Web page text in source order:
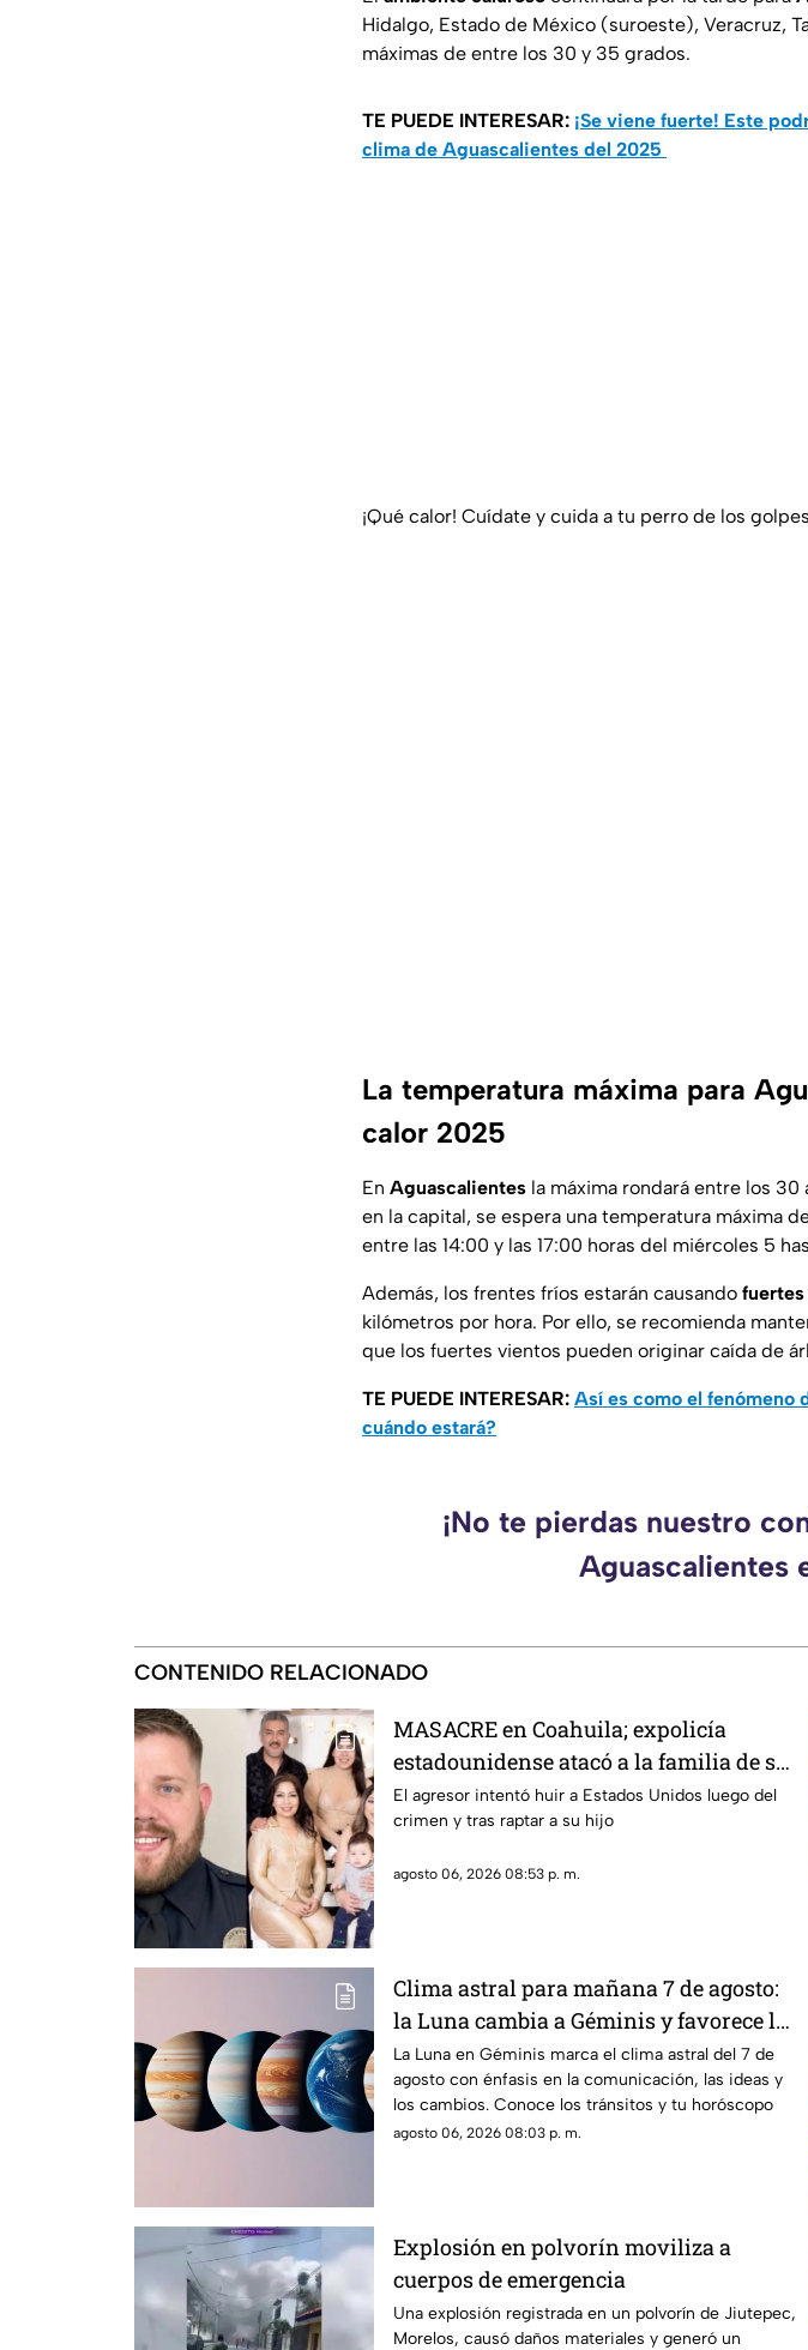
Hidalgo, Estado de México (suroeste), Veracruz,
máximas de entre los 30 y 35 grados.
TE PUEDE INTERESAR: ¡Se viene fuerte! Este
clima de Aguascalientes del 2025
¡Qué calor! Cuídate y cuida a tu perro de los
La temperatura máxima para
calor 2025
En Aguascalientes la máxima rondará entre los
en la capital, se espera una temperatura máxima
entre las 14:00 y las 17:00 horas del miércoles 5
Además, los frentes fríos estarán causando
kilómetros por hora. Por ello, se recomienda
que los fuertes vientos pueden originar caída de
TE PUEDE INTERESAR: Así es como el fenómeno
cuándo estará?
¡No te pierdas nuestro
Aguascalientes
CONTENIDO RELACIONADO
MASACRE en Coahuila; expolicía
estadounidense atacó a la familia de su
expareja mexicana luego de que le
prohibieran acercarse a su hijo por
El agresor intentó huir a Estados Unidos luego del
crimen y tras raptar a su hijo
agosto 06, 2026 08:53 p. m.
Clima astral para mañana 7 de agosto:
la Luna cambia a Géminis y favorece la
comunicación
La Luna en Géminis marca el clima astral del 7 de
agosto con énfasis en la comunicación, las ideas y
los cambios. Conoce los tránsitos y tu horóscopo
agosto 06, 2026 08:03 p. m.
Explosión en polvorín moviliza a
cuerpos de emergencia
Una explosión registrada en un polvorín de Jiutepec,
Morelos, causó daños materiales y generó un